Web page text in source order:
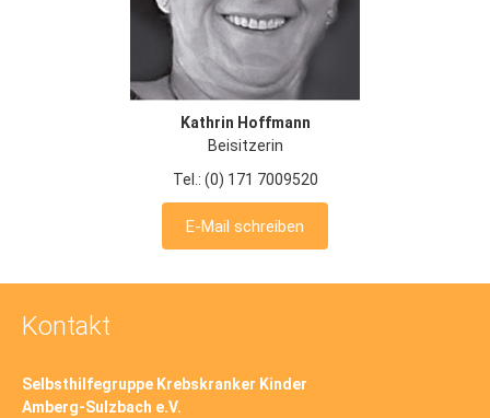
Kathrin Hoffmann
Beisitzerin
Tel.: (0) 171 7009520
E-Mail schreiben
Kontakt
Selbsthilfegruppe Krebskranker Kinder
Amberg-Sulzbach e.V.